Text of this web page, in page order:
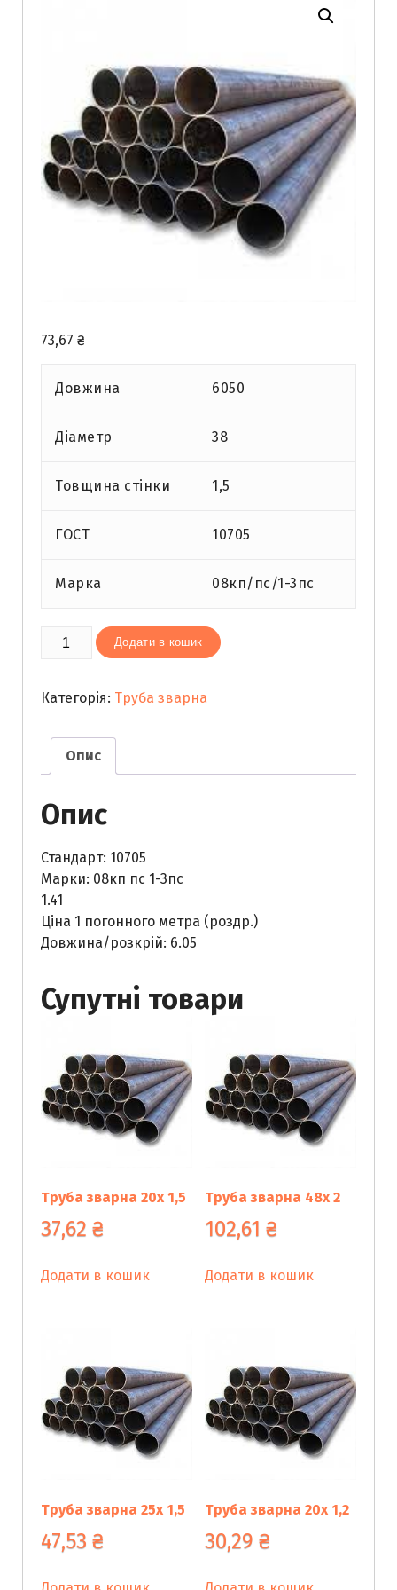
73,67 ₴
Довжина 6050
Діаметр 38
Товщина стінки 1,5
ГОСТ 10705
Марка 08кп/пс/1-3пс
Труба
1,5
Додати в кошик
Категорія: Труба зварна
Опис
Опис
Стандарт: 10705
Марки: 08кп пс 1-3пс
1.41
Ціна 1 погонного метра (роздр.)
Довжина/розкрій: 6.05
Супутні товари
Труба зварна 20х 1,5
37,62 ₴
Додати в кошик
Труба зварна 48х 2
102,61₴
Додати в кошик
Труба зварна 25х 1,5
47,53 ₴
Труба зварна 20х 1,2
30,29₴